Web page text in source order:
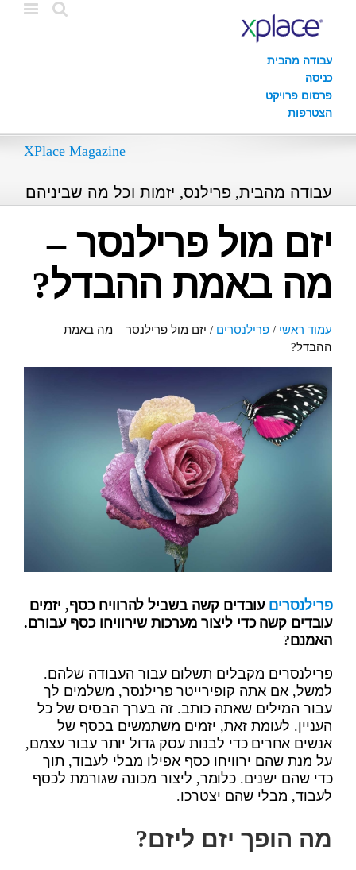
עבודה מהבית
כניסה
פרסום פרויקט
הצטרפות
XPlace Magazine
עבודה מהבית, פרילנס, יזמות וכל מה שביניהם
יזם מול פרילנסר –
מה באמת ההבדל?
עמוד ראשי / פרילנסרים / יזם מול פרילנסר – מה באמת
ההבדל?
פרילנסרים עובדים קשה בשביל להרוויח כסף, יזמים
עובדים קשה כדי ליצור מערכות שירוויחו כסף עבורם.
האמנם?
פרילנסרים מקבלים תשלום עבור העבודה שלהם.
למשל, אם אתה קופירייטר פרילנסר, משלמים לך
עבור המילים שאתה כותב. זה בערך הבסיס של כל
העניין. לעומת זאת, יזמים משתמשים בכסף של
אנשים אחרים כדי לבנות עסק גדול יותר עבור עצמם,
על מנת שהם ירוויחו כסף אפילו מבלי לעבוד, תוך
כדי שהם ישנים. כלומר, ליצור מכונה שגורמת לכסף
לעבוד, מבלי שהם יצטרכו.
מה הופך יזם ליזם?